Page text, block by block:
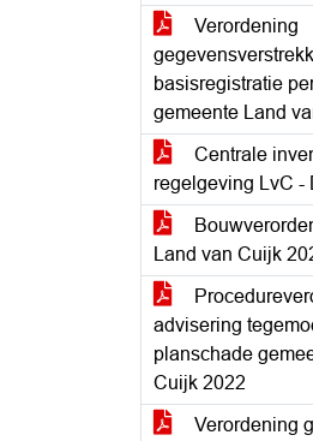
Verordening
basisregistratie
gemeente Land
Centrale
regelgeving LvC -
Land van Cuijk
advisering
planschade
Cuijk 2022
Verordening